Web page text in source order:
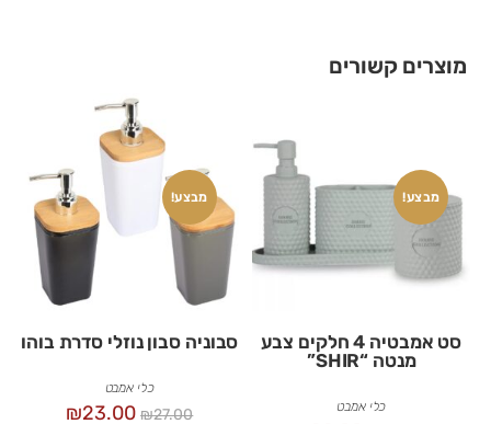
מוצרים קשורים
מבצע!
סט אמבטיה 4 חלקים צבע
מנטה “SHIR”
כלי אמבט
מבצע!
סבוניה סבון נוזלי סדרת בוהו
כלי אמבט
₪27.00
₪23.00